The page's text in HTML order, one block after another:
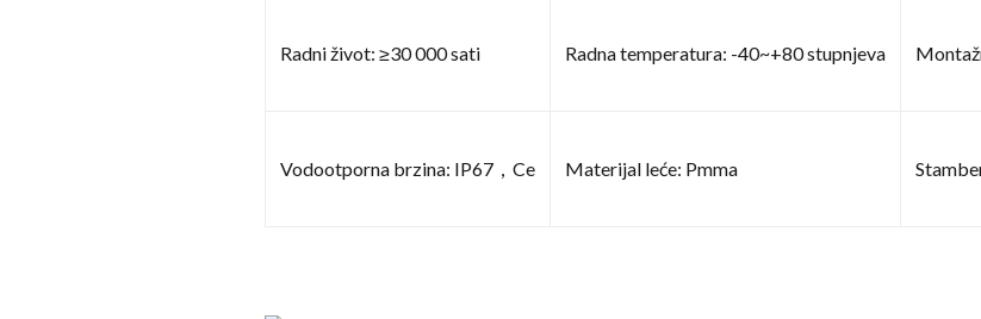
Radni život: ≥30 000 sati Radna temperatura: -40~+80 stupnjeva
Vodootporna brzina: IP67，Ce Materijal leće: Pmma